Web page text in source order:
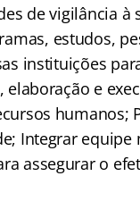
de vigilância à
estudos,
instituições
e
humanos;
Integrar
assegurar o